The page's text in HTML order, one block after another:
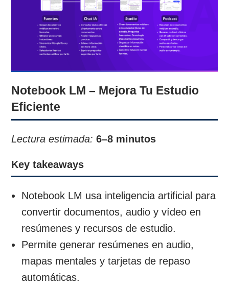
Notebook LM – Mejora Tu Estudio
Eficiente
Lectura estimada: 6–8 minutos
Key takeaways
Notebook LM usa inteligencia artificial para
convertir documentos, audio y vídeo en
resúmenes y recursos de estudio.
Permite generar resúmenes en audio,
mapas mentales y tarjetas de repaso
automáticas.